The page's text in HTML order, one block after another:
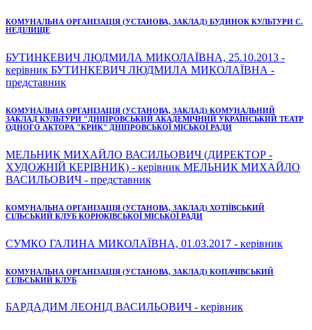
КОМУНАЛЬНА ОРГАНІЗАЦІЯ (УСТАНОВА, ЗАКЛАД) БУДИНОК КУЛЬТУРИ С.
НЕДІЛИЩЕ
БУТИНКЕВИЧ ЛЮДМИЛА МИКОЛАЇВНА, 25.10.2013 -
керівник БУТИНКЕВИЧ ЛЮДМИЛА МИКОЛАЇВНА -
представник
КОМУНАЛЬНА ОРГАНІЗАЦІЯ (УСТАНОВА, ЗАКЛАД) КОМУНАЛЬНИЙ
ЗАКЛАД КУЛЬТУРИ "ДНІПРОВСЬКИЙ АКАДЕМІЧНИЙ УКРАЇНСЬКИЙ ТЕАТР
ОДНОГО АКТОРА "КРИК" ДНІПРОВСЬКОЇ МІСЬКОЇ РАДИ
МЕЛЬНИК МИХАЙЛО ВАСИЛЬОВИЧ (ДИРЕКТОР -
ХУДОЖНІЙ КЕРІВНИК) - керівник МЕЛЬНИК МИХАЙЛО
ВАСИЛЬОВИЧ - представник
КОМУНАЛЬНА ОРГАНІЗАЦІЯ (УСТАНОВА, ЗАКЛАД) ХОТІЇВСЬКИЙ
СІЛЬСЬКИЙ КЛУБ КОРЮКІВСЬКОЇ МІСЬКОЇ РАДИ
СУМКО ГАЛИНА МИКОЛАЇВНА, 01.03.2017 - керівник
КОМУНАЛЬНА ОРГАНІЗАЦІЯ (УСТАНОВА, ЗАКЛАД) КОПАЧІВСЬКИЙ
СІЛЬСЬКИЙ КЛУБ
БАРДАДИМ ЛЕОНІД ВАСИЛЬОВИЧ - керівник